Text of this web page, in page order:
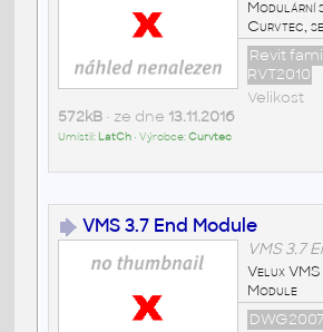
Modulární
Curvtec,
Revit
RVT2010
Velikost
572kB• ze dne 13.11.2016
Umístil: LatCh• Výrobce:Curvtec
VMS 3.7 End Module
VMS 3.7
Velux
Module
DWG2007